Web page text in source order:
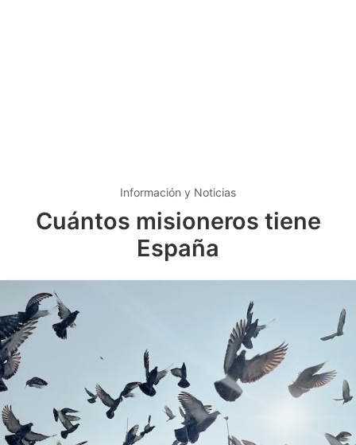
Información y Noticias
Cuántos misioneros tiene
España